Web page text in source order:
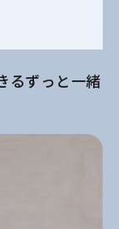
るずっと一緒